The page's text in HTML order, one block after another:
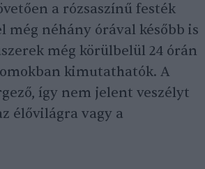
a rózsaszínű festék
még néhány órával később is
még körülbelül 24 órán
kimutathatók. A
így nem jelent veszélyt
élővilágra vagy a